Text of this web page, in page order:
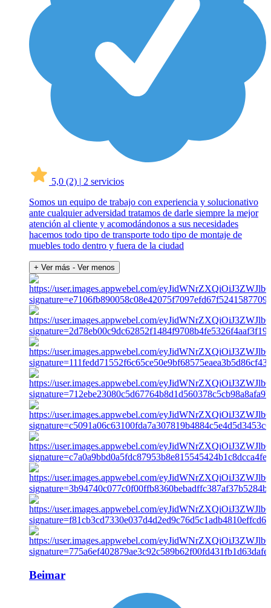
5,0 (2) | 2 servicios
Somos un equipo de trabajo con experiencia y solucionativo
ante cualquier adversidad tratamos de darle siempre la mejor
atención al cliente y acomodándonos a sus necesidades
hacemos todo tipo de transporte todo tipo de montaje de
muebles todo dentro y fuera de la ciudad
+ Ver más - Ver menos
Beimar